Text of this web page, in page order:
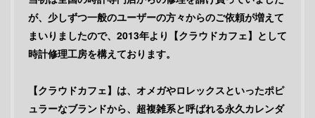
が、少しずつ一般のユーザーの方々からのご依頼が増えて
まいりましたので、2013年より【クラウドカフェ】として
時計修理工房を構えております。
【クラウドカフェ】は、オメガやロレックスといったポピ
ュラーなブランドから、超複雑系と呼ばれる永久カレンダ